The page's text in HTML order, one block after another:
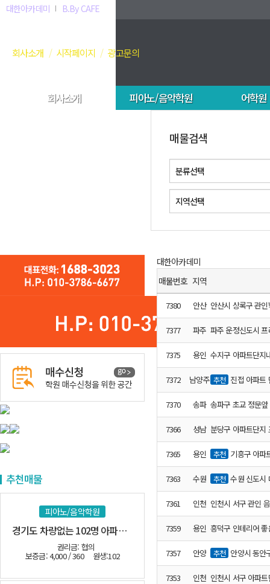
대한아카데미 B.By CAFE
회사소개 시작페이지 광고문의
회사소개 피아노/음악학원 어학원
매물검색
추천매물
피아노/음악학원
경기도 차량없는 102명 아파트 밀집지역
권리금: 협의
보증금: 4,000 / 360 원생:102
대한아카데미
매물번호 지역
7380 안산 안산시 상록구 관
7377 파주
7375 용인 수지구 아파트단지
7372 남양주 추천 진접 아파트
7370 송파 송파구 초교 정문
7366 성남 분당구 아파트단지
7365 용인 추천 기흥구 아파
7363 수원 추천 수원 신도시
7361 인천 인천시 서구 관인
7359 용인 흥덕구 인테리어
7357 안양 추천 안양시 동안구 아
7353 인천 인천시 서구 아파